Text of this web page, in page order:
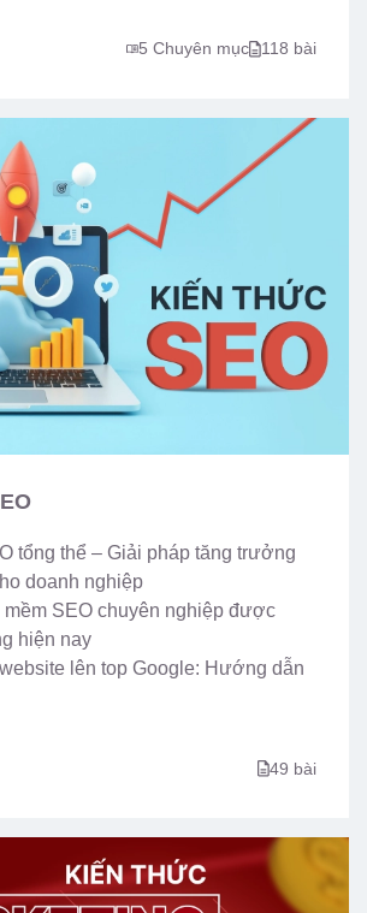
5 Chuyên mục 118 bài
tổng thể – Giải pháp tăng trưởng
doanh nghiệp
mềm SEO chuyên nghiệp được
hiện nay
lên top Google: Hướng dẫn
49 bài